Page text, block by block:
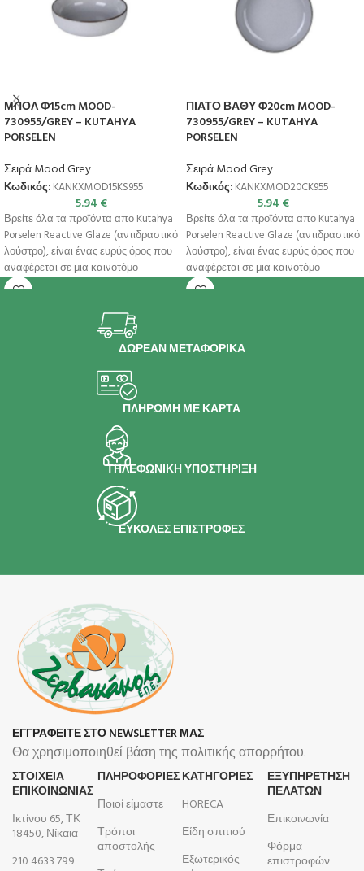
ΜΠΟΛ Φ15cm MOOD-
730955/GREY – KUTAHYA
PORSELEN
Σειρά Mood Grey
Κωδικός: KANKXMOD15KS955
5.94 €
Βρείτε όλα τα προϊόντα απο Kutahya
Porselen Reactive Glaze (αντιδραστικό
λούστρο), είναι ένας ευρύς όρος που
αναφέρεται σε μια καινοτόμο
ΠΙΑΤΟ ΒΑΘΥ Φ20cm MOOD-
730955/GREY – KUTAHYA
PORSELEN
Σειρά Mood Grey
Κωδικός: KANKXMOD20CK955
5.94 €
Βρείτε όλα τα προϊόντα απο Kutahya
Porselen Reactive Glaze (αντιδραστικό
λούστρο), είναι ένας ευρύς όρος που
αναφέρεται σε μια καινοτόμο
ΔΩΡΕΑΝ ΜΕΤΑΦΟΡΙΚΑ
ΠΛΗΡΩΜΗ ΜΕ ΚΑΡΤΑ
ΤΗΛΕΦΩΝΙΚΗ ΥΠΟΣΤΗΡΙΞΗ
ΕΥΚΟΛΕΣ ΕΠΙΣΤΡΟΦΕΣ
ΕΓΓΡΑΦΕΙΤΕ ΣΤΟ NEWSLETTER ΜΑΣ
Θα χρησιμοποιηθεί βάση της πολιτικής απορρήτου.
ΣΤΟΙΧΕΙΑ
ΕΠΙΚΟΙΝΩΝΙΑΣ
Ικτίνου 65, ΤΚ
18450, Νίκαια
210 4633 799
ΠΛΗΡΟΦΟΡΊΕΣ
Ποιοί είμαστε
Τρόποι
αποστολής
ΚΑΤΗΓΟΡΙΕΣ
HORECA
Είδη σπιτιού
Εξωτερικός
ΕΞΥΠΗΡΕΤΗΣΗ
ΠΕΛΑΤΩΝ
Επικοινωνία
Φόρμα
επιστροφών